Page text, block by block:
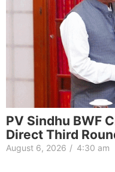
PV Sindhu BWF
Direct Third
August 6, 2026 / 4:30 am